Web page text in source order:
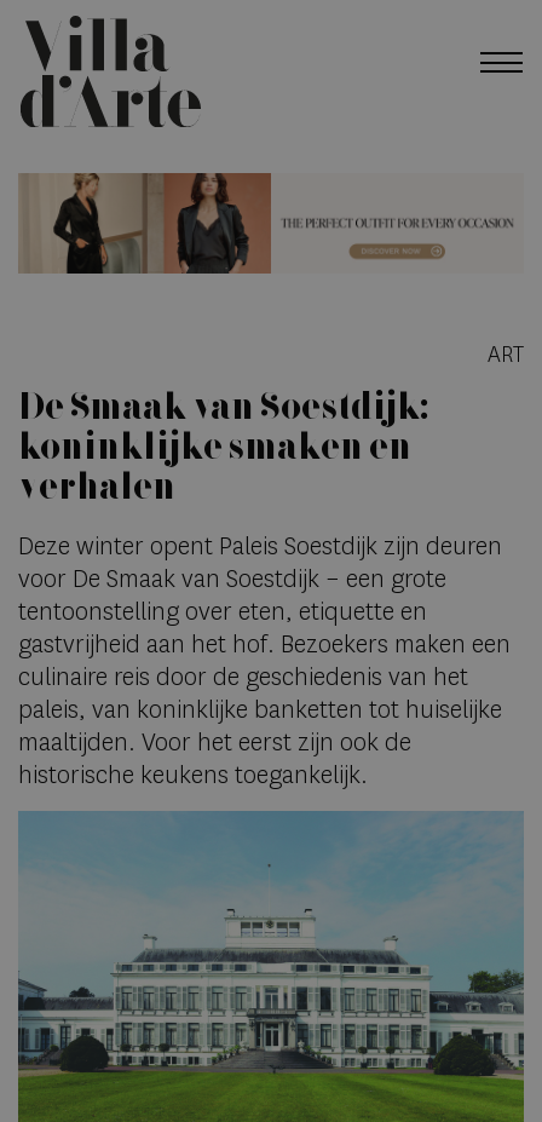
ART
De Smaak van Soestdijk:
koninklijke smaken en
verhalen
Deze winter opent Paleis Soestdijk zijn deuren
voor De Smaak van Soestdijk – een grote
tentoonstelling over eten, etiquette en
gastvrijheid aan het hof. Bezoekers maken een
culinaire reis door de geschiedenis van het
paleis, van koninklijke banketten tot huiselijke
maaltijden. Voor het eerst zijn ook de
historische keukens toegankelijk.